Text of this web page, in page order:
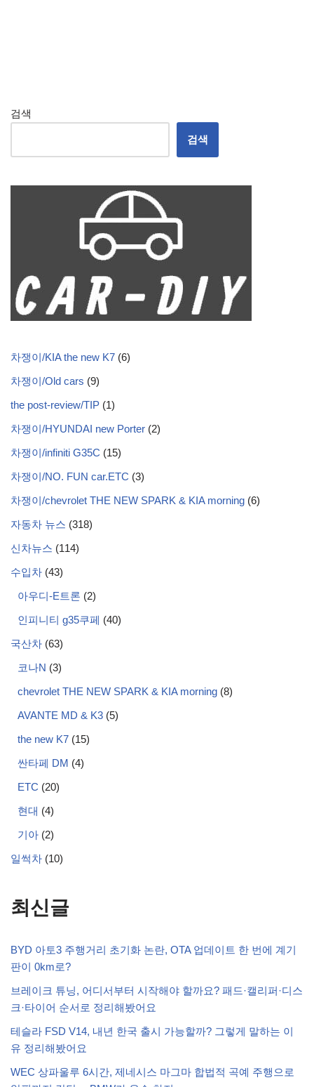
검색
검색
차쟁이/KIA the new K7 (6)
차쟁이/Old cars (9)
the post-review/TIP (1)
차쟁이/HYUNDAI new Porter (2)
차쟁이/infiniti G35C (15)
차쟁이/NO. FUN car.ETC (3)
차쟁이/chevrolet THE NEW SPARK & KIA morning (6)
자동차 뉴스 (318)
신차뉴스 (114)
수입차 (43)
아우디-E트론 (2)
인피니티 g35쿠페 (40)
국산차 (63)
코나N (3)
chevrolet THE NEW SPARK & KIA morning (8)
AVANTE MD & K3 (5)
the new K7 (15)
싼타페 DM (4)
ETC (20)
현대 (4)
기아 (2)
일썩차 (10)
최신글
BYD 아토3 주행거리 초기화 논란, OTA 업데이트 한 번에 계기
판이 0km로?
브레이크 튜닝, 어디서부터 시작해야 할까요? 패드·캘리퍼·디스
크·타이어 순서로 정리해봤어요
테슬라 FSD V14, 내년 한국 출시 가능할까? 그렇게 말하는 이
유 정리해봤어요
WEC 상파울루 6시간, 제네시스 마그마 합법적 곡예 주행으로